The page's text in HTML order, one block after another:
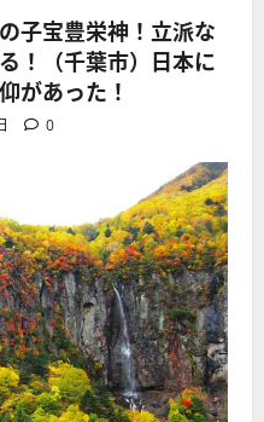
子宝豊栄神！立派な
！（千葉市）日本に
があった！
0